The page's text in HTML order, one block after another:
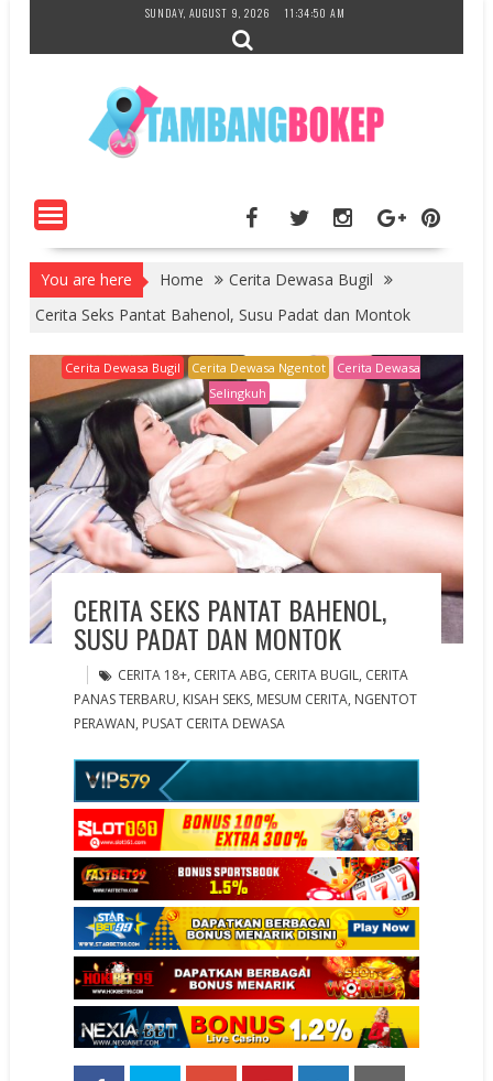
content
SUNDAY, AUGUST 9, 2026 11:34:51 AM
You are here Home
Cerita Dewasa Bugil
Cerita Seks Pantat Bahenol, Susu Padat dan Montok
Cerita Dewasa Bugil Cerita Dewasa Ngentot
Cerita Dewasa
Selingkuh
CERITA SEKS PANTAT BAHENOL,
SUSU PADAT DAN MONTOK
CERITA 18+, CERITA ABG, CERITA BUGIL, CERITA
PANAS TERBARU, KISAH SEKS, MESUM CERITA, NGENTOT
PERAWAN, PUSAT CERITA DEWASA